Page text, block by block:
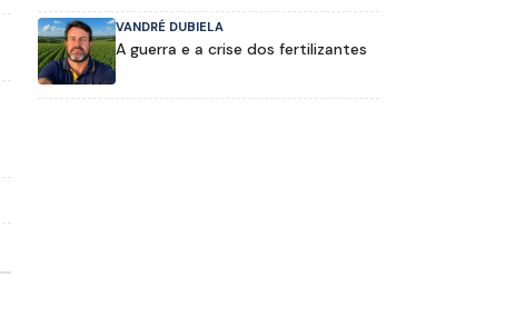
VANDRÉ DUBIELA
A guerra e a crise dos fertilizantes